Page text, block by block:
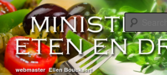
Skip
to
primary
contentMinisterie van Eten
alles over eten, drinken en andere